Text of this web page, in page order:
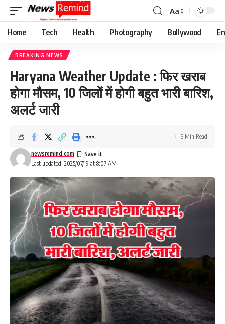
Font
Resizer
Aa
Home Tech Health Photography Bollywood
BREAKING NEWS
Haryana Weather Update : फिर खराब
होगा मौसम, 10 जिलों में होगी बहुत भारी बारिश,
अलर्ट जारी
Last updated: 2025/07/19 at 8:07 AM
newsremind.com
3 Min Read